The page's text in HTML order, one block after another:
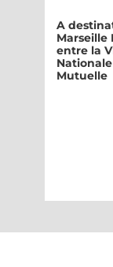
A
entre la
Mutuelle